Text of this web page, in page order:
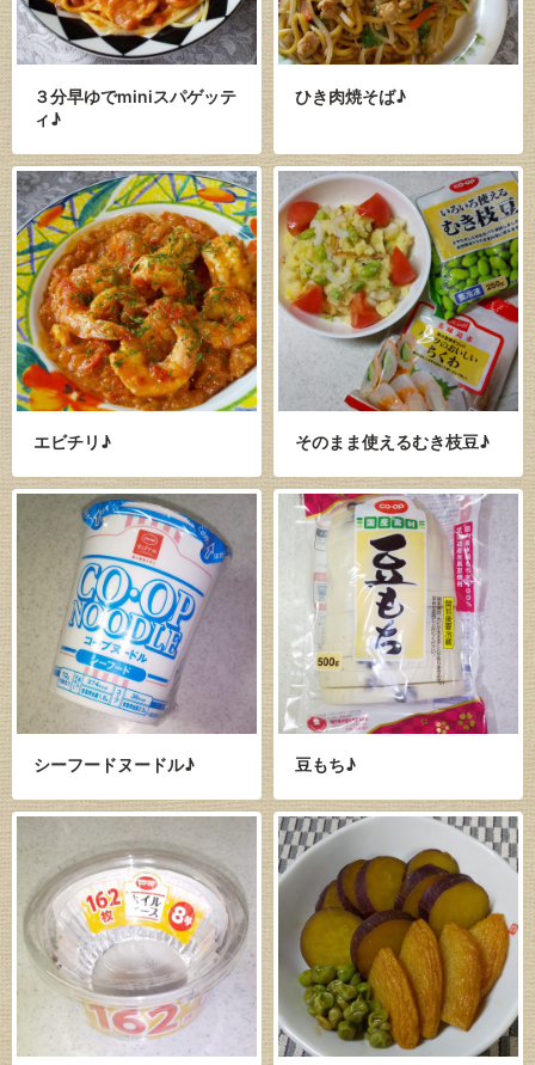
３分早ゆでminiスパゲッテ
ィ♪
ひき肉焼そば♪
エビチリ♪ そのまま使えるむき枝豆♪
シーフードヌードル♪ 豆もち♪